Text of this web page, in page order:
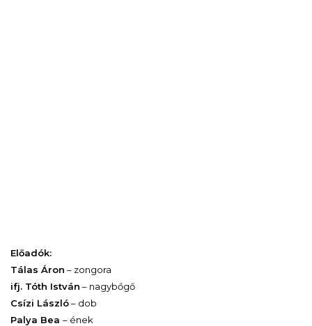
Előadók:
Tálas Áron – zongora
ifj. Tóth István – nagybőgő
Csízi László– dob
Palya Bea – ének